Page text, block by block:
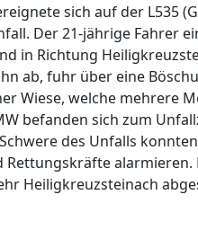
sich auf der L535
Der 21-jährige Fahrer
in Richtung
ab, fuhr über eine
Wiese, welche mehrere
befanden sich zum
des Unfalls
Heiligkreuzsteinach